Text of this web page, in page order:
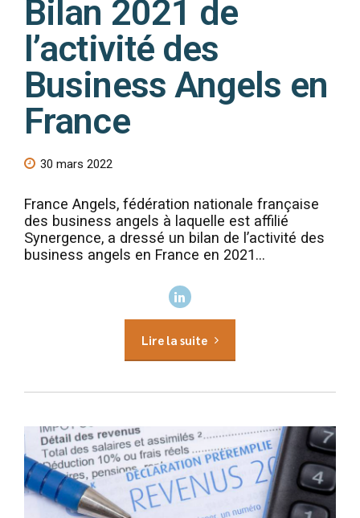
Bilan 2021 de
l’activité des
Business Angels en
France
30 mars 2022
France Angels, fédération nationale française
des business angels à laquelle est affilié
Synergence, a dressé un bilan de l’activité des
business angels en France en 2021...
Lire la suite